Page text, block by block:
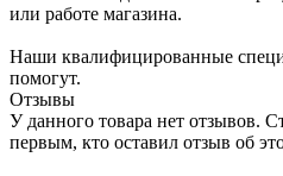
или работе магазина.
Наши квалифицированные
помогут.
Отзывы
У данного товара нет отзывов.
первым, кто оставил отзыв об